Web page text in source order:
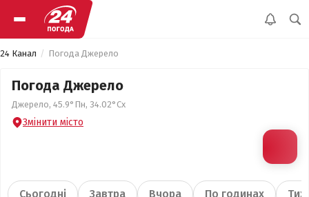
24 Канал Погода Джерело
Погода Джерело
Джерело, 45.9°Пн, 34.02°Сх
Змінити місто
Сьогодні Завтра Вчора По годинах